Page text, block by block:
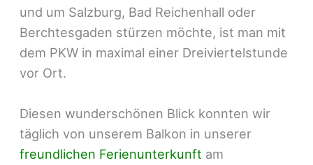
und um Salzburg, Bad Reichenhall oder
Berchtesgaden stürzen möchte, ist man mit
dem PKW in maximal einer Dreiviertelstunde
vor Ort.
Diesen wunderschönen Blick konnten wir
täglich von unserem Balkon in unserer
freundlichen Ferienunterkunft am